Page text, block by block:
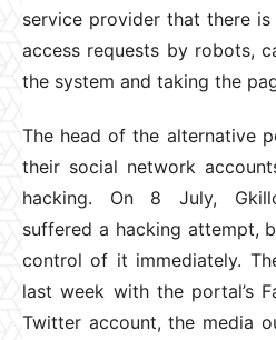
service provider that there
access requests by robots,
the system and taking the
The head of the alternative
their social network
hacking. On 8 July,
suffered a hacking attempt,
control of it immediately.
last week with the portal’s
Twitter account, the media